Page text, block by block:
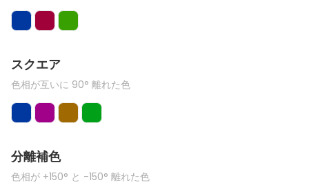
スクエア
色相が互いに 90° 離れた色
分離補色
色相が +150° と -150° 離れた色